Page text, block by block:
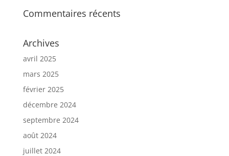
Commentaires récents
Archives
avril 2025
mars 2025
février 2025
décembre 2024
septembre 2024
août 2024
juillet 2024